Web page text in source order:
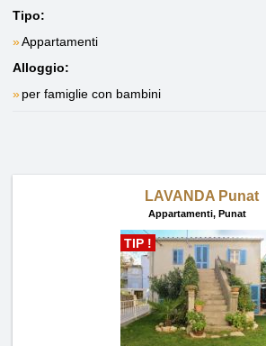
Tipo:
Appartamenti
Alloggio:
per famiglie con bambini
LAVANDA Punat
Appartamenti, Punat
TIP !